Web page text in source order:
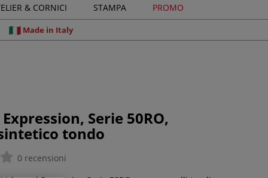
& CORNICI STAMPA PROMO
Made in Italy
Serie 50RO,
tondo
0 recensioni